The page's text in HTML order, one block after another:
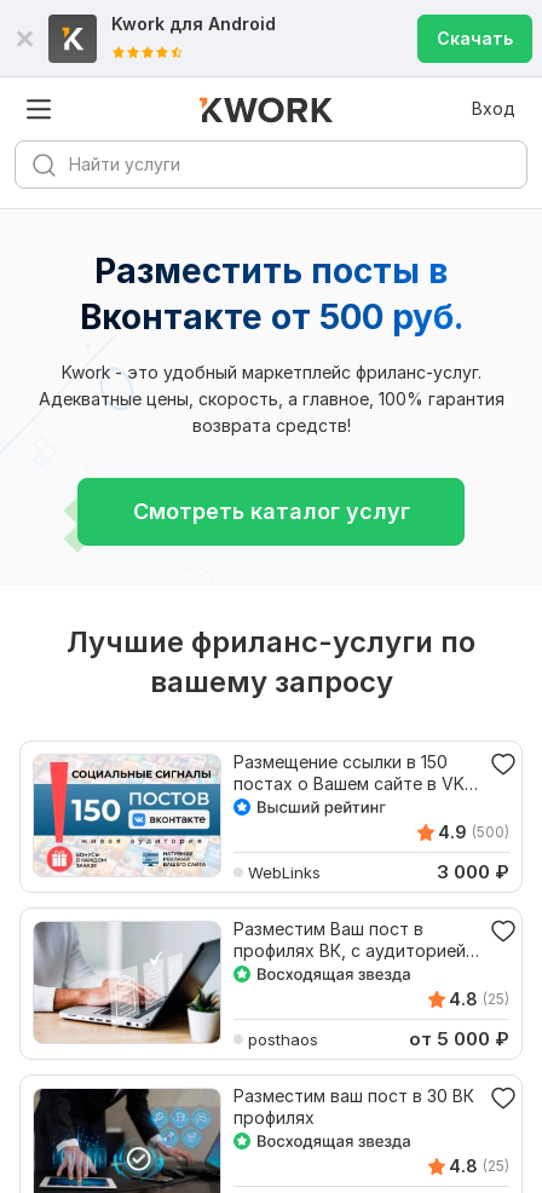
Kwork для Android
Скачать
Вход
Разместить посты в
Вконтакте от 500 руб.
Kwork - это удобный маркетплейс фриланс-услуг.
Адекватные цены, скорость, а главное, 100% гарантия
возврата средств!
Смотреть каталог услуг
Лучшие фриланс-услуги по
вашему запросу
Размещение ссылки в 150
постах о Вашем сайте в VK.
Гарантия+Бонусы
4.9 (500)
WebLinks 3 000 ₽
Разместим Ваш пост в
профилях ВК, с аудиторией
более 200К+ чел
4.8 (25)
posthaos от 5 000 ₽
Разместим ваш пост в 30 ВК
профилях
4.8 (25)